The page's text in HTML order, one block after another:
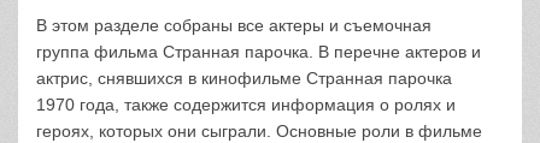
В этом разделе собраны все актеры и съемочная
группа фильма Странная парочка. В перечне актеров и
актрис, снявшихся в кинофильме Странная парочка
1970 года, также содержится информация о ролях и
героях, которых они сыграли. Основные роли в фильме